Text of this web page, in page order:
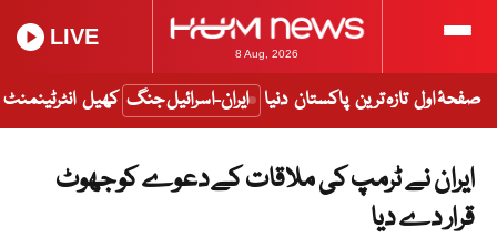
8 Aug, 2026
LIVE
صفحۂ اول تازہ ترین پاکستان دنیا ایران-اسرائیل جنگ کھیل انٹرٹینمنٹ
ایران نے ٹرمپ کی ملاقات کے دعوے کو جھوٹ
قرار دے دیا